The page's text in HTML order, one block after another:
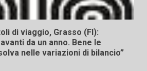
di viaggio, Grasso (FI):
da un anno. Bene le
nelle variazioni di bilancio”